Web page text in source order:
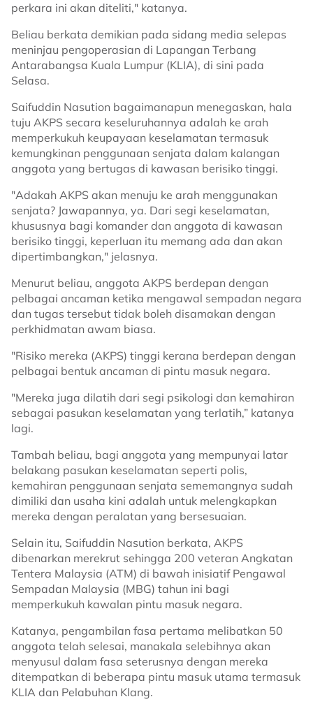
perkara ini akan diteliti," katanya.
Beliau berkata demikian pada sidang media selepas
meninjau pengoperasian di Lapangan Terbang
Antarabangsa Kuala Lumpur (KLIA), di sini pada
Selasa.
Saifuddin Nasution bagaimanapun menegaskan, hala
tuju AKPS secara keseluruhannya adalah ke arah
memperkukuh keupayaan keselamatan termasuk
kemungkinan penggunaan senjata dalam kalangan
anggota yang bertugas di kawasan berisiko tinggi.
"Adakah AKPS akan menuju ke arah menggunakan
senjata? Jawapannya, ya. Dari segi keselamatan,
khususnya bagi komander dan anggota di kawasan
berisiko tinggi, keperluan itu memang ada dan akan
dipertimbangkan," jelasnya.
Menurut beliau, anggota AKPS berdepan dengan
pelbagai ancaman ketika mengawal sempadan negara
dan tugas tersebut tidak boleh disamakan dengan
perkhidmatan awam biasa.
"Risiko mereka (AKPS) tinggi kerana berdepan dengan
pelbagai bentuk ancaman di pintu masuk negara.
"Mereka juga dilatih dari segi psikologi dan kemahiran
sebagai pasukan keselamatan yang terlatih,” katanya
lagi.
Tambah beliau, bagi anggota yang mempunyai latar
belakang pasukan keselamatan seperti polis,
kemahiran penggunaan senjata sememangnya sudah
dimiliki dan usaha kini adalah untuk melengkapkan
mereka dengan peralatan yang bersesuaian.
Selain itu, Saifuddin Nasution berkata, AKPS
dibenarkan merekrut sehingga 200 veteran Angkatan
Tentera Malaysia (ATM) di bawah inisiatif Pengawal
Sempadan Malaysia (MBG) tahun ini bagi
memperkukuh kawalan pintu masuk negara.
Katanya, pengambilan fasa pertama melibatkan 50
anggota telah selesai, manakala selebihnya akan
menyusul dalam fasa seterusnya dengan mereka
ditempatkan di beberapa pintu masuk utama termasuk
KLIA dan Pelabuhan Klang.